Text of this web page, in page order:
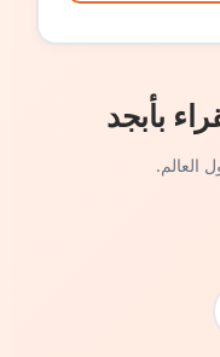
بأبجد
العالم.